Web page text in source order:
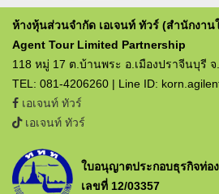
ห้างหุ้นส่วนจำกัด เอเจนท์ ทัวร์ (สำนักงาน
Agent Tour Limited Partnership
118 หมู่ 17 ต.บ้านพระ อ.เมืองปราจีนบุรี
TEL: 081-4206260 | Line ID:
เอเจนท์ ทัวร์
เอเจนท์ ทัวร์
ใบอนุญาตประกอบธุรกิจท่อง
เลขที่ 12/03357